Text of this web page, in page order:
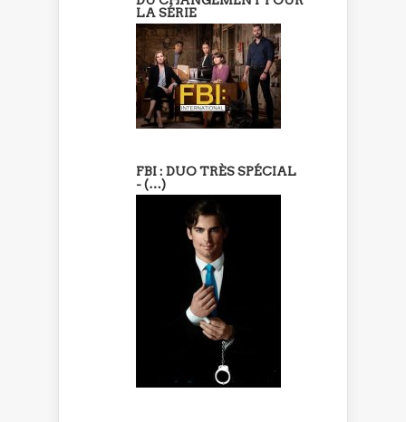
LA SÉRIE
FBI : DUO TRÈS SPÉCIAL
- (…)